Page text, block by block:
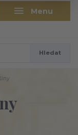
Menu
Hledat